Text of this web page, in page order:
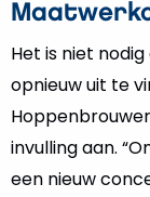
Het is niet
opnieuw uit te
invulling aan.
een nieuw